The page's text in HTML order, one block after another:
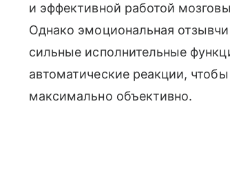
и эффективной работой
Однако эмоциональная
сильные исполнительные
автоматические реакции,
максимально объективно.